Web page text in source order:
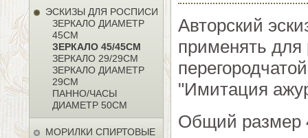
ЭСКИЗЫ ДЛЯ РОСПИСИ
ЗЕРКАЛО ДИАМЕТР
45СМ
ЗЕРКАЛО 45/45СМ
ЗЕРКАЛО 29/29СМ
ЗЕРКАЛО ДИАМЕТР
29СМ
ПАННО/ЧАСЫ
ДИАМЕТР 50СМ
МОРИЛКИ СПИРТОВЫЕ
Авторский
применять для
"Имитация
Общий размер